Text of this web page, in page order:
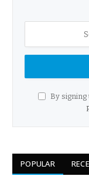
By
POPULAR